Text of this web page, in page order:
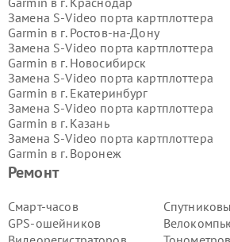
Ремонт
Смарт-часов
GPS-ошейников
Замена S-Video порта картплоттера
Garmin в г. Ростов-на-Дону
Замена S-Video порта картплоттера
Garmin в г. Новосибирск
Замена S-Video порта картплоттера
Garmin в г. Екатеринбург
Замена S-Video порта картплоттера
Garmin в г. Казань
Замена S-Video порта картплоттера
Garmin в г. Воронеж
Замена S-Video порта картплоттера
Garmin в г.
Garmin в г.Самара
Замена S-Video порта картплоттера